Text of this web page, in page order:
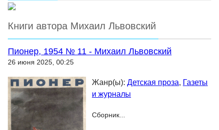
Книги автора Михаил Львовский
Пионер, 1954 № 11 - Михаил Львовский
26 июня 2025, 00:25
Жанр(ы): Детская проза, Газеты
и журналы
Сборник...